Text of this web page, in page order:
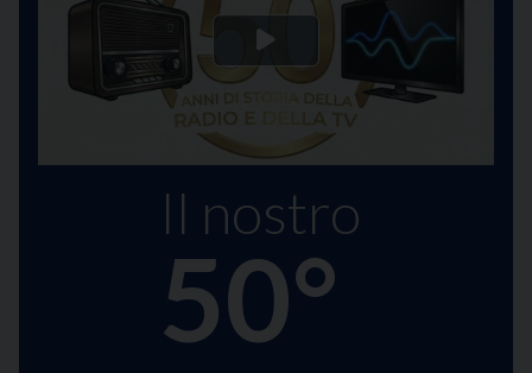
Il nostro
50°